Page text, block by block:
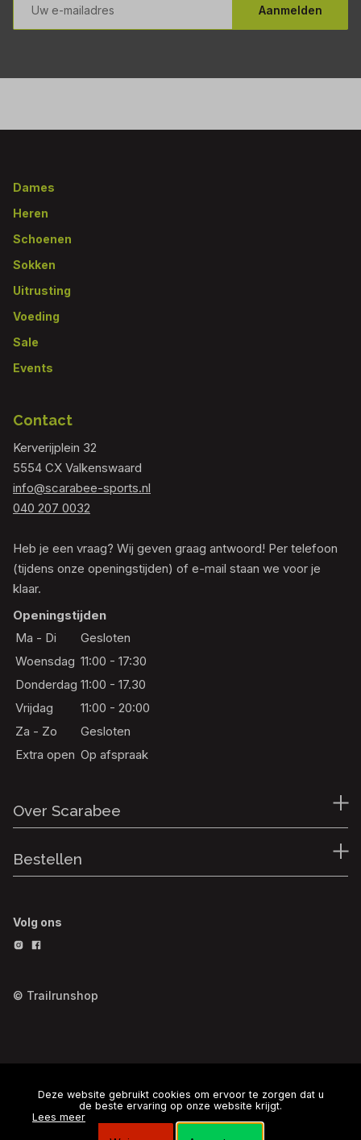
mailadres
Aanmelden
Footer
Dames
Heren
Schoenen
Sokken
Uitrusting
Voeding
Sale
Events
Contact
Kerverijplein 32
5554 CX Valkenswaard
info@scarabee-sports.nl
040 207 0032
Heb je een vraag? Wij geven graag antwoord! Per telefoon
(tijdens onze openingstijden) of e-mail staan we voor je
klaar.
Openingstijden
Ma - Di
Gesloten
Woensdag 11:00 - 17:30
Donderdag 11:00 - 17.30
Vrijdag
11:00 - 20:00
Za - Zo
Gesloten
Extra open Op afspraak
Over Scarabee
Bestellen
Volg ons
© Trailrunshop
Deze website gebruikt cookies om ervoor te zorgen dat u
de beste ervaring op onze website krijgt.
Lees meer